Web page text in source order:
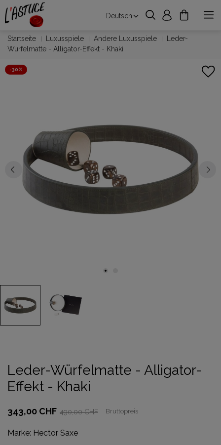
Deutsch
Startseite Luxusspiele Andere Luxusspiele
Leder-
Würfelmatte - Alligator-Effekt - Khaki
-30%
Leder-Würfelmatte - Alligator-
Effekt - Khaki
343,00 CHF 490,00 CHF Bruttopreis
Marke: Hector Saxe